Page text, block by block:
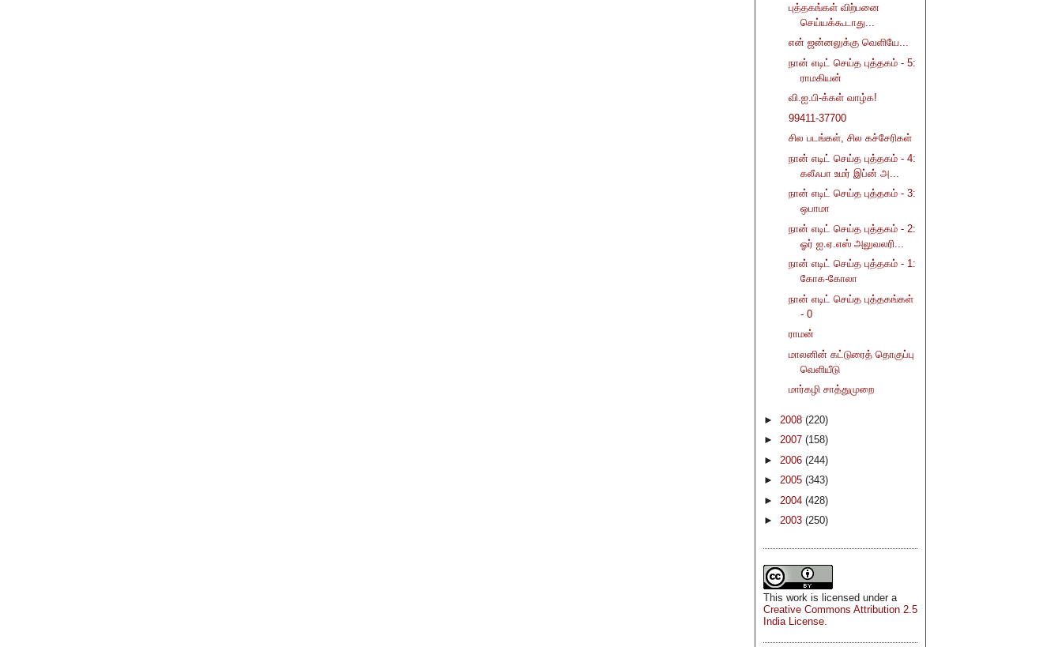
புத்தகங்கள் விற்பனை
செய்யக்கூடாது...
என் ஜன்னலுக்கு வெளியே...
நான் எடிட் செய்த புத்தகம் - 5:
ராமகியன்
வி.ஐ.பி-க்கள் வாழ்க!
99411-37700
சில படங்கள், சில கச்சேரிகள்
நான் எடிட் செய்த புத்தகம் - 4:
கலீஃபா உமர் இப்ன் அ...
நான் எடிட் செய்த புத்தகம் - 3:
ஒபாமா
நான் எடிட் செய்த புத்தகம் - 2:
ஓர் ஐ.ஏ.எஸ் அலுவலரி...
நான் எடிட் செய்த புத்தகம் - 1:
கோக-கோலா
நான் எடிட் செய்த புத்தகங்கள்
- 0
ராமன்
மாலனின் கட்டுரைத் தொகுப்பு
வெளியீடு
மார்கழி சாத்துமுறை
► 2008 (220)
► 2007 (158)
► 2006 (244)
► 2005 (343)
► 2004 (428)
► 2003 (250)
This work is licensed under a
Creative Commons Attribution 2.5
India License